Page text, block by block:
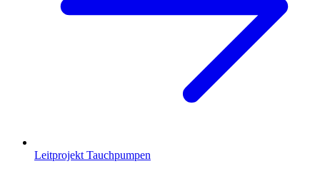
Leitprojekt Tauchpumpen